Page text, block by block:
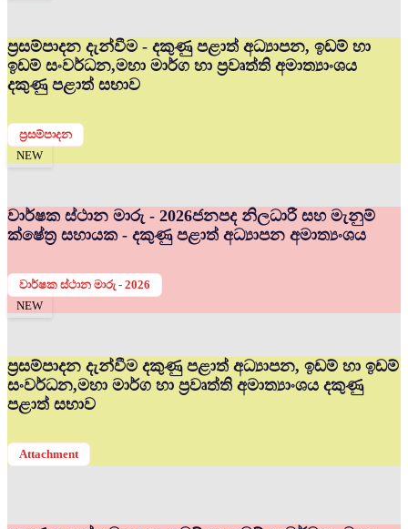
ප්‍රසම්පාදන දැන්වීම - දකුණු පළාත් අධ්‍යාපන, ඉඩම් හා
ඉඩම් සංවර්ධන,මහා මාර්ග හා ප්‍රවෘත්ති අමාත්‍යාංශය
දකුණු පළාත් සභාව
ප්‍රසම්පාදන
NEW
වාර්ෂක ස්ථාන මාරු - 2026ජනපද නිලධාරී සහ මැනුම්
ක්ෂේත්‍ර සහායක - දකුණු පළාත් අධ්‍යාපන අමාත්‍යංශය
වාර්ෂක ස්ථාන මාරු - 2026
NEW
ප්‍රසම්පාදන දැන්වීම දකුණු පළාත් අධ්‍යාපන, ඉඩම් හා ඉඩම්
සංවර්ධන,මහා මාර්ග හා ප්‍රවෘත්ති අමාත්‍යාංශය දකුණු
පළාත් සභාව
Attachment